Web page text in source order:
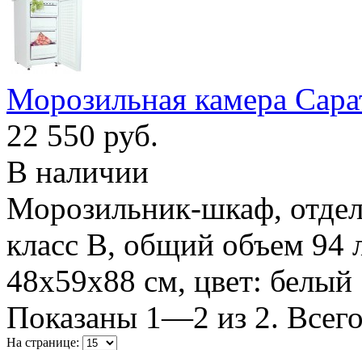
Морозильная камера
22 550 руб.
В наличии
Морозильник-шкаф,
класс B, общий объем
48x59x88 см, цвет: белый
Показаны 1—2 из 2.
На странице: